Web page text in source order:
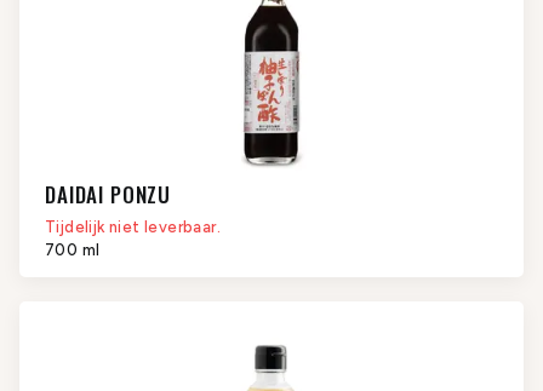
DAIDAI PONZU
Tijdelijk niet leverbaar.
700 ml